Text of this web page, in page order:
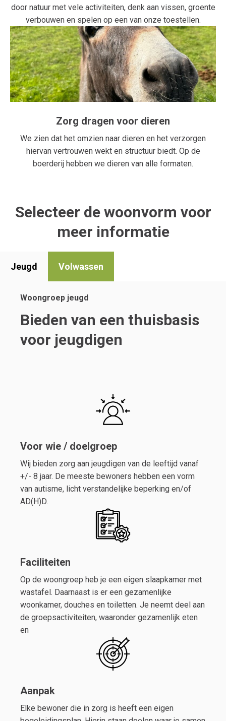
door natuur met vele activiteiten, denk aan vissen, groente
verbouwen en spelen op een van onze toestellen.
Zorg dragen voor dieren
We zien dat het omzien naar dieren en het verzorgen
hiervan vertrouwen wekt en structuur biedt. Op de
boerderij hebben we dieren van alle formaten.
Selecteer de woonvorm voor
meer informatie
Jeugd Volwassen
Woongroep jeugd
Bieden van een thuisbasis
voor jeugdigen
Voor wie / doelgroep
Wij bieden zorg aan jeugdigen van de leeftijd vanaf
+/- 8 jaar. De meeste bewoners hebben een vorm
van autisme, licht verstandelijke beperking en/of
AD(H)D.
Faciliteiten
Op de woongroep heb je een eigen slaapkamer met
wastafel. Daarnaast is er een gezamenlijke
woonkamer, douches en toiletten. Je neemt deel aan
de groepsactiviteiten, waaronder gezamenlijk eten
en
Aanpak
Elke bewoner die in zorg is heeft een eigen